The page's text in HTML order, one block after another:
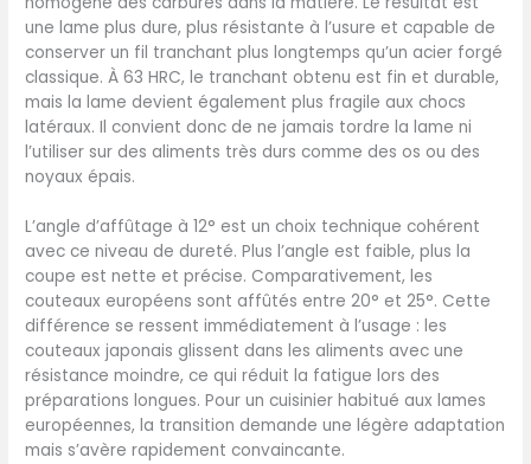
une lame plus dure, plus résistante à l’usure et capable de
conserver un fil tranchant plus longtemps qu’un acier forgé
classique. À 63 HRC, le tranchant obtenu est fin et durable,
mais la lame devient également plus fragile aux chocs
latéraux. Il convient donc de ne jamais tordre la lame ni
l’utiliser sur des aliments très durs comme des os ou des
noyaux épais.
L’angle d’affûtage à 12° est un choix technique cohérent
avec ce niveau de dureté. Plus l’angle est faible, plus la
coupe est nette et précise. Comparativement, les
couteaux européens sont affûtés entre 20° et 25°. Cette
différence se ressent immédiatement à l’usage : les
couteaux japonais glissent dans les aliments avec une
résistance moindre, ce qui réduit la fatigue lors des
préparations longues. Pour un cuisinier habitué aux lames
européennes, la transition demande une légère adaptation
mais s’avère rapidement convaincante.